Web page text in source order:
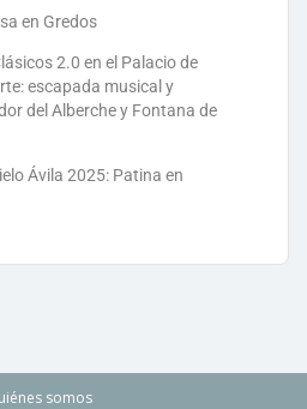
en Gredos
2.0 en el Palacio de
escapada musical y
del Alberche y Fontana de
Ávila 2025: Patina en
somos